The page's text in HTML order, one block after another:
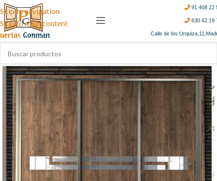
Skip to navigation
Skip to main content
91 408 22
630 62 19
Calle de los